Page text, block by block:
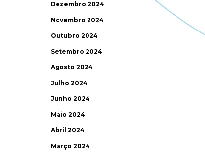
Dezembro 2024
Novembro 2024
Outubro 2024
Setembro 2024
Agosto 2024
Julho 2024
Junho 2024
Maio 2024
Abril 2024
Março 2024